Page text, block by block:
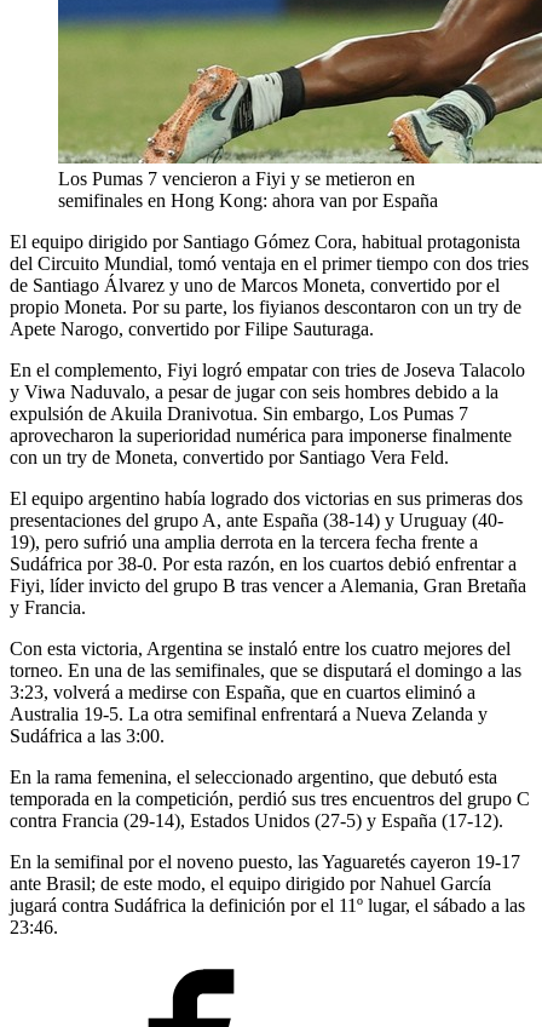
Los Pumas 7 vencieron a Fiyi y se metieron en
semifinales en Hong Kong: ahora van por España
El equipo dirigido por Santiago Gómez Cora, habitual protagonista
del Circuito Mundial, tomó ventaja en el primer tiempo con dos tries
de Santiago Álvarez y uno de Marcos Moneta, convertido por el
propio Moneta. Por su parte, los fiyianos descontaron con un try de
Apete Narogo, convertido por Filipe Sauturaga.
En el complemento, Fiyi logró empatar con tries de Joseva Talacolo
y Viwa Naduvalo, a pesar de jugar con seis hombres debido a la
expulsión de Akuila Dranivotua. Sin embargo, Los Pumas 7
aprovecharon la superioridad numérica para imponerse finalmente
con un try de Moneta, convertido por Santiago Vera Feld.
El equipo argentino había logrado dos victorias en sus primeras dos
presentaciones del grupo A, ante España (38-14) y Uruguay (40-
19), pero sufrió una amplia derrota en la tercera fecha frente a
Sudáfrica por 38-0. Por esta razón, en los cuartos debió enfrentar a
Fiyi, líder invicto del grupo B tras vencer a Alemania, Gran Bretaña
y Francia.
Con esta victoria, Argentina se instaló entre los cuatro mejores del
torneo. En una de las semifinales, que se disputará el domingo a las
3:23, volverá a medirse con España, que en cuartos eliminó a
Australia 19-5. La otra semifinal enfrentará a Nueva Zelanda y
Sudáfrica a las 3:00.
En la rama femenina, el seleccionado argentino, que debutó esta
temporada en la competición, perdió sus tres encuentros del grupo C
contra Francia (29-14), Estados Unidos (27-5) y España (17-12).
En la semifinal por el noveno puesto, las Yaguaretés cayeron 19-17
ante Brasil; de este modo, el equipo dirigido por Nahuel García
jugará contra Sudáfrica la definición por el 11º lugar, el sábado a las
23:46.